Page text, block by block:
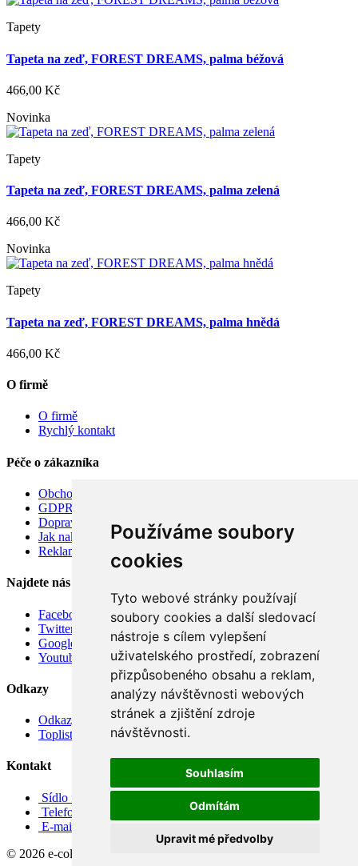
Používáme soubory
cookies
Tyto webové stránky používají
soubory cookies a další sledovací
nástroje s cílem vylepšení
uživatelského prostředí, zobrazení
přizpůsobeného obsahu a reklam,
analýzy návštěvnosti webových
stránek a zjištění zdroje
návštěvnosti.
Souhlasím
Odmítám
Upravit mé předvolby
Tapety
Tapeta na zeď, FOREST DREAMS, palma béžová
466,00 Kč
Novinka
Tapety
Tapeta na zeď, FOREST DREAMS, palma zelená
466,00 Kč
Novinka
Tapety
Tapeta na zeď, FOREST DREAMS, palma hnědá
466,00 Kč
O firmě
O firmě
Rychlý kontakt
Péče o zákazníka
Obchodní podmínky
GDPR
Doprava
Jak nakupovat
Reklamace
Najdete nás
Facebook
Twitter
Google
Youtube
Odkazy
Odkazy
Toplist
Kontakt
Sídlo firmy: Boženy Němcové 739/1, Svitavy 568 02, CZ
Telefon: +420 608 449 590
E-mail: info@e-color.cz
© 2026 e-color.cz